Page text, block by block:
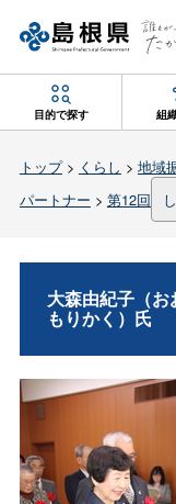
目的で探す 組
トップ> くらし > 地域
パートナー > 第12回
大森由紀子（
もりかく）氏